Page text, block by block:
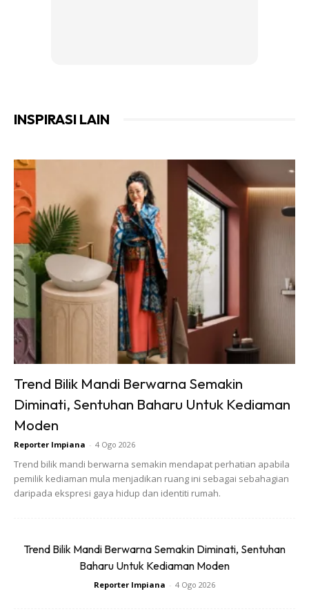
2. Potong lebihan cable tie
INSPIRASI LAIN
Trend Bilik Mandi Berwarna Semakin
Diminati, Sentuhan Baharu Untuk Kediaman
Moden
Reporter Impiana - 4 Ogo 2026
Trend bilik mandi berwarna semakin mendapat perhatian apabila
pemilik kediaman mula menjadikan ruang ini sebagai sebahagian
daripada ekspresi gaya hidup dan identiti rumah.
Trend Bilik Mandi Berwarna Semakin Diminati, Sentuhan
Baharu Untuk Kediaman Moden
Reporter Impiana - 4 Ogo 2026